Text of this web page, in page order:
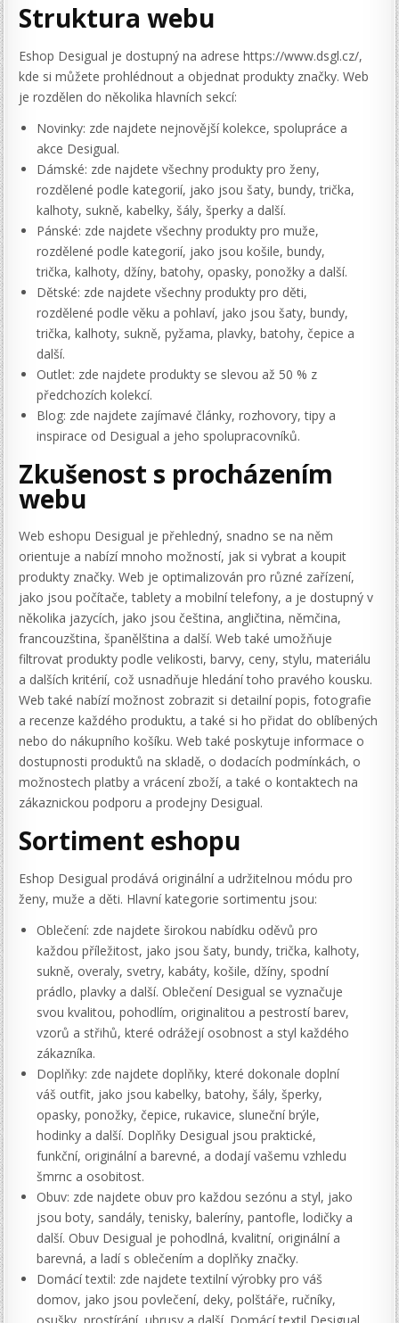
Struktura webu
Eshop Desigual je dostupný na adrese https://www.dsgl.cz/,
kde si můžete prohlédnout a objednat produkty značky. Web
je rozdělen do několika hlavních sekcí:
Novinky: zde najdete nejnovější kolekce, spolupráce a
akce Desigual.
Dámské: zde najdete všechny produkty pro ženy,
rozdělené podle kategorií, jako jsou šaty, bundy, trička,
kalhoty, sukně, kabelky, šály, šperky a další.
Pánské: zde najdete všechny produkty pro muže,
rozdělené podle kategorií, jako jsou košile, bundy,
trička, kalhoty, džíny, batohy, opasky, ponožky a další.
Dětské: zde najdete všechny produkty pro děti,
rozdělené podle věku a pohlaví, jako jsou šaty, bundy,
trička, kalhoty, sukně, pyžama, plavky, batohy, čepice a
další.
Outlet: zde najdete produkty se slevou až 50 % z
předchozích kolekcí.
Blog: zde najdete zajímavé články, rozhovory, tipy a
inspirace od Desigual a jeho spolupracovníků.
Zkušenost s procházením
webu
Web eshopu Desigual je přehledný, snadno se na něm
orientuje a nabízí mnoho možností, jak si vybrat a koupit
produkty značky. Web je optimalizován pro různé zařízení,
jako jsou počítače, tablety a mobilní telefony, a je dostupný v
několika jazycích, jako jsou čeština, angličtina, němčina,
francouzština, španělština a další. Web také umožňuje
filtrovat produkty podle velikosti, barvy, ceny, stylu, materiálu
a dalších kritérií, což usnadňuje hledání toho pravého kousku.
Web také nabízí možnost zobrazit si detailní popis, fotografie
a recenze každého produktu, a také si ho přidat do oblíbených
nebo do nákupního košíku. Web také poskytuje informace o
dostupnosti produktů na skladě, o dodacích podmínkách, o
možnostech platby a vrácení zboží, a také o kontaktech na
zákaznickou podporu a prodejny Desigual.
Sortiment eshopu
Eshop Desigual prodává originální a udržitelnou módu pro
ženy, muže a děti. Hlavní kategorie sortimentu jsou:
Oblečení: zde najdete širokou nabídku oděvů pro
každou příležitost, jako jsou šaty, bundy, trička, kalhoty,
sukně, overaly, svetry, kabáty, košile, džíny, spodní
prádlo, plavky a další. Oblečení Desigual se vyznačuje
svou kvalitou, pohodlím, originalitou a pestrostí barev,
vzorů a střihů, které odrážejí osobnost a styl každého
zákazníka.
Doplňky: zde najdete doplňky, které dokonale doplní
váš outfit, jako jsou kabelky, batohy, šály, šperky,
opasky, ponožky, čepice, rukavice, sluneční brýle,
hodinky a další. Doplňky Desigual jsou praktické,
funkční, originální a barevné, a dodají vašemu vzhledu
šmrnc a osobitost.
Obuv: zde najdete obuv pro každou sezónu a styl, jako
jsou boty, sandály, tenisky, baleríny, pantofle, lodičky a
další. Obuv Desigual je pohodlná, kvalitní, originální a
barevná, a ladí s oblečením a doplňky značky.
Domácí textil: zde najdete textilní výrobky pro váš
domov, jako jsou povlečení, deky, polštáře, ručníky,